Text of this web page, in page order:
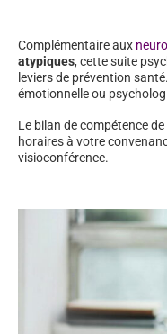
Complémentaire aux
atypiques, cette suite
leviers de prévention
émotionnelle ou
Le bilan de compétence
horaires à votre
visioconférence.